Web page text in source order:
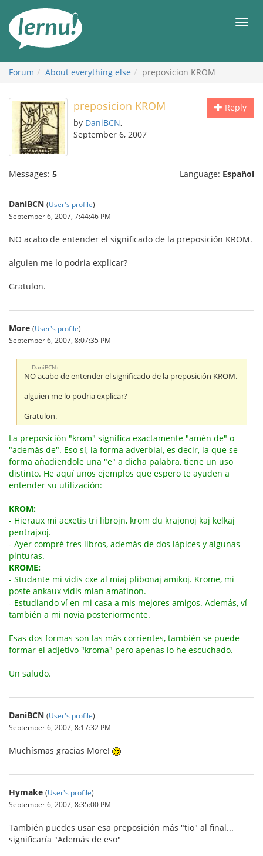
the
content
Forum About everything else preposicion KROM
Reply
preposicion KROM
by DaniBCN,
September 6, 2007
Messages: 5 Language: Español
DaniBCN (User's profile)
September 6, 2007, 7:44:46 PM
NO acabo de entender el significado de la preposición KROM.
alguien me lo podria explicar?
Gratulon.
More (User's profile)
September 6, 2007, 8:07:35 PM
DaniBCN:
NO acabo de entender el significado de la preposición KROM.
alguien me lo podria explicar?
Gratulon.
La preposición "krom" significa exactamente "amén de" o
"además de". Eso sí, la forma adverbial, es decir, la que se
forma añadiendole una "e" a dicha palabra, tiene un uso
distinto. He aquí unos ejemplos que espero te ayuden a
entender su utilización:
KROM:
- Hieraux mi acxetis tri librojn, krom du krajonoj kaj kelkaj
pentrajxoj.
- Ayer compré tres libros, además de dos lápices y algunas
pinturas.
KROME:
- Studante mi vidis cxe al miaj plibonaj amikoj. Krome, mi
poste ankaux vidis mian amatinon.
- Estudiando ví en mi casa a mis mejores amigos. Además, ví
también a mi novia posteriormente.
Esas dos formas son las más corrientes, también se puede
formar el adjetivo "kroma" pero apenas lo he escuchado.
Un saludo.
DaniBCN (User's profile)
September 6, 2007, 8:17:32 PM
Muchísmas gracias More!
Hymake (User's profile)
September 6, 2007, 8:35:00 PM
También puedes usar esa preposición más "tio" al final...
significaría "Además de eso"